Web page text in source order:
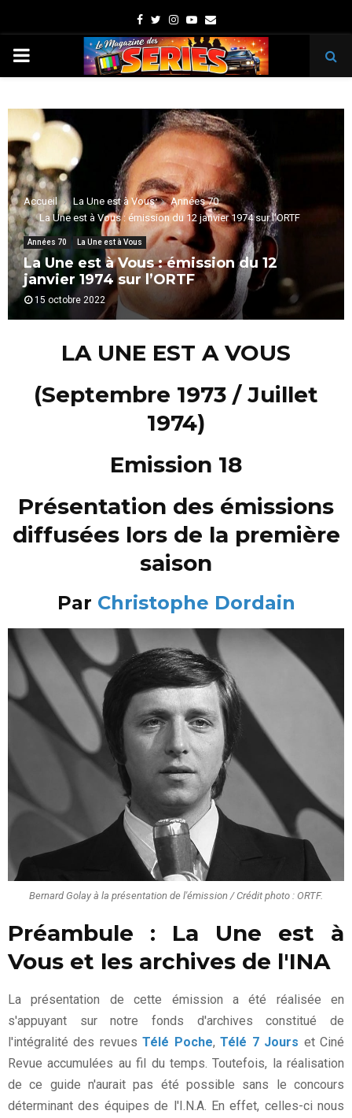
Facebook
TwitterInstagram
Youtube
Email
PRIMARY
Accueil La Une est à Vous
Années 70
La Une est à Vous : émission du 12 janvier 1974 sur l’ORTF
Années 70 La Une est à Vous
La Une est à Vous : émission du 12
janvier 1974 sur l’ORTF
15 octobre 2022
LA UNE EST A VOUS
(Septembre 1973 / Juillet
1974)
Emission 18
Présentation des émissions
diffusées lors de la première
saison
Par Christophe Dordain
Bernard Golay à la présentation de l'émission / Crédit photo : ORTF.
Préambule : La Une est à
Vous et les archives de l'INA
La présentation de cette émission a été réalisée en
s'appuyant sur notre fonds d'archives constitué de
l'intégralité des revuesTélé Poche,Télé 7 Jours et Ciné
Revue accumulées au fil du temps. Toutefois, la réalisation
de ce guide n'aurait pas été possible sans le concours
déterminant des équipes de l'I.N.A. En effet, celles-ci nous